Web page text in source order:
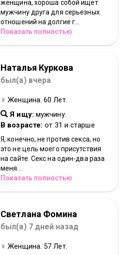
женщина, хороша собой ищет
мужчину друга для серьезных
отношений на долгие г...
Показать полностью
Наталья Куркова
был(а) вчера
♀ Женщина. 60 Лет.
Я ищу: мужчину.
В возрасте: от 31 и старше
Я, конечно, не против секса, но
это не цель моего присутствия
на сайте. Секс на один-два раза
меня...
Показать полностью
Светлана Фомина
был(а) 7 дней назад
♀ Женщина. 57 Лет.